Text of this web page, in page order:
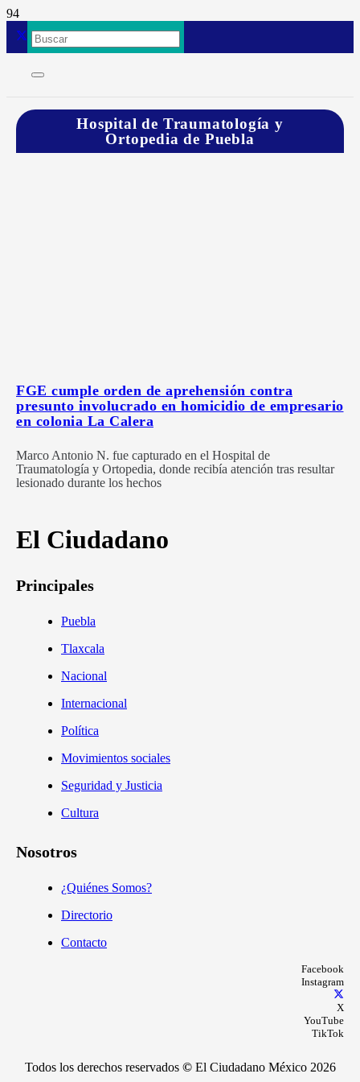
Hospital de Traumatología y
Ortopedia de Puebla
FGE cumple orden de aprehensión contra
presunto involucrado en homicidio de empresario
en colonia La Calera
Marco Antonio N. fue capturado en el Hospital de
Traumatología y Ortopedia, donde recibía atención tras resultar
lesionado durante los hechos
El Ciudadano
Principales
Puebla
Tlaxcala
Nacional
Internacional
Política
Movimientos sociales
Seguridad y Justicia
Cultura
Nosotros
¿Quiénes Somos?
Directorio
Contacto
Facebook
Instagram
X
YouTube
TikTok
Todos los derechos reservados ©El Ciudadano México 2026